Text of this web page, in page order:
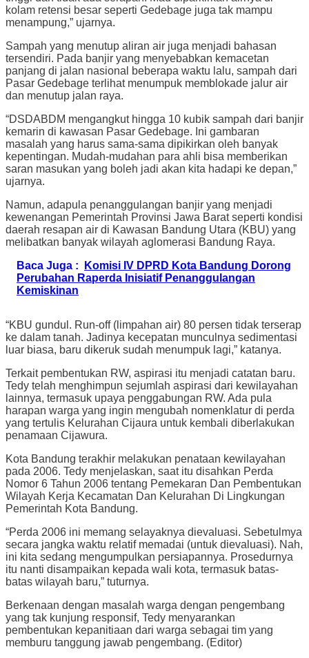
kolam retensi besar seperti Gedebage juga tak mampu
menampung,” ujarnya.
Sampah yang menutup aliran air juga menjadi bahasan
tersendiri. Pada banjir yang menyebabkan kemacetan
panjang di jalan nasional beberapa waktu lalu, sampah dari
Pasar Gedebage terlihat menumpuk memblokade jalur air
dan menutup jalan raya.
“DSDABDM mengangkut hingga 10 kubik sampah dari banjir
kemarin di kawasan Pasar Gedebage. Ini gambaran
masalah yang harus sama-sama dipikirkan oleh banyak
kepentingan. Mudah-mudahan para ahli bisa memberikan
saran masukan yang boleh jadi akan kita hadapi ke depan,”
ujarnya.
Namun, adapula penanggulangan banjir yang menjadi
kewenangan Pemerintah Provinsi Jawa Barat seperti kondisi
daerah resapan air di Kawasan Bandung Utara (KBU) yang
melibatkan banyak wilayah aglomerasi Bandung Raya.
Baca Juga :
Komisi IV DPRD Kota Bandung Dorong
Perubahan Raperda Inisiatif Penanggulangan
Kemiskinan
“KBU gundul. Run-off (limpahan air) 80 persen tidak terserap
ke dalam tanah. Jadinya kecepatan munculnya sedimentasi
luar biasa, baru dikeruk sudah menumpuk lagi,” katanya.
Terkait pembentukan RW, aspirasi itu menjadi catatan baru.
Tedy telah menghimpun sejumlah aspirasi dari kewilayahan
lainnya, termasuk upaya penggabungan RW. Ada pula
harapan warga yang ingin mengubah nomenklatur di perda
yang tertulis Kelurahan Cijaura untuk kembali diberlakukan
penamaan Cijawura.
Kota Bandung terakhir melakukan penataan kewilayahan
pada 2006. Tedy menjelaskan, saat itu disahkan Perda
Nomor 6 Tahun 2006 tentang Pemekaran Dan Pembentukan
Wilayah Kerja Kecamatan Dan Kelurahan Di Lingkungan
Pemerintah Kota Bandung.
“Perda 2006 ini memang selayaknya dievaluasi. Sebetulmya
secara jangka waktu relatif memadai (untuk dievaluasi). Nah,
ini kita sedang mengumpulkan persiapannya. Prosedurnya
itu nanti disampaikan kepada wali kota, termasuk batas-
batas wilayah baru,” tuturnya.
Berkenaan dengan masalah warga dengan pengembang
yang tak kunjung responsif, Tedy menyarankan
pembentukan kepanitiaan dari warga sebagai tim yang
memburu tanggung jawab pengembang. (Editor)